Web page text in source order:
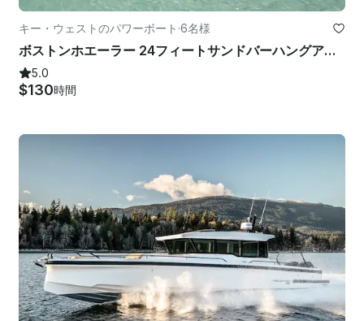
キー・ウェストのパワーボート ·6名様
ボストンホエーラー 24フィートサンドバーハングアウトキーウェスト
5.0
$130時間